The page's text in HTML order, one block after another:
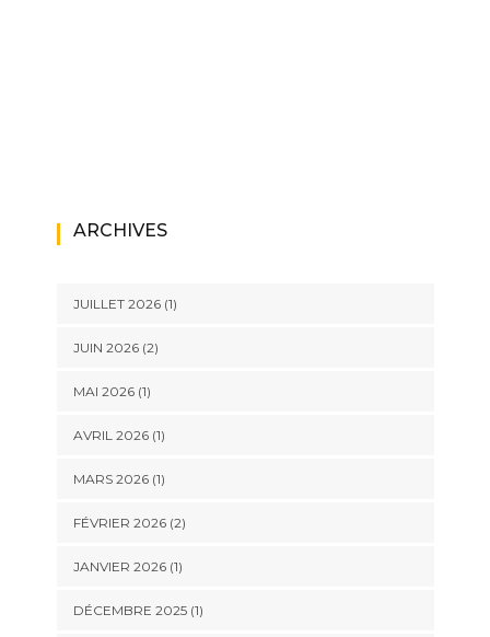
ARCHIVES
JUILLET 2026(1)
JUIN 2026(2)
MAI 2026(1)
AVRIL 2026(1)
MARS 2026(1)
FÉVRIER 2026(2)
JANVIER 2026(1)
DÉCEMBRE 2025(1)